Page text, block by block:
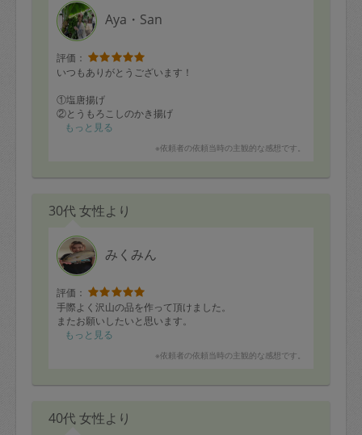
Aya・San
評価：
いつもありがとうございます！
①塩唐揚げ
②とうもろこしのかき揚げ
③ ささみ、梅、大葉の春巻
⑤ 蓮根とベーコンのきんぴら
⑦ かぼちゃと玉ねぎのポタージュ
⑨生姜の炊き込みごはん
もっと見る
※依頼者の依頼当時の主観的な感想です。
30代 女性より
みくみん
評価：
手際よく沢山の品を作って頂けました。
またお願いしたいと思います。
もっと見る
※依頼者の依頼当時の主観的な感想です。
40代 女性より